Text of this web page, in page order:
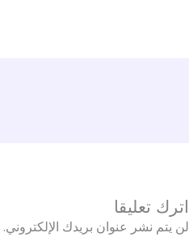
اترك تعليقا
لن يتم نشر عنوان بريدك الإلكتروني.